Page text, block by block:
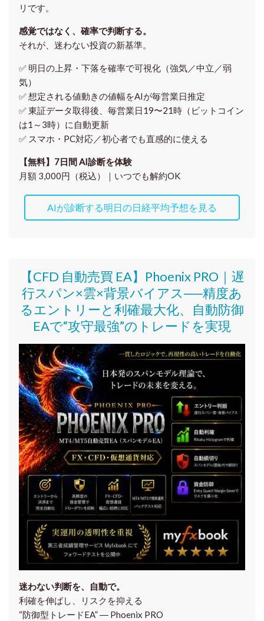
リです。
感覚ではなく、確率で判断する。
それが、迷わない投資の新基準。
✅ 明日の上昇・下落を確率で可視化（強気／中立／弱
気）
✅ 想定される値動きの値幅をAIが毎営業日推定
✅ 東証データ取得後、 毎営業日19〜21時（ビットコイン
は1～3時）に自動更新
✅ スマホ・PC対応／初心者でも直感的に使える
【無料】7日間 AI診断を体験
月額 3,000円（税込）｜いつでも解約OK
AIが診断する明日の日経平均予想を見る
【CFD 自動売買 EA】Phoenix PRO｜遅
行スパン×雲×背景バイアス──精度あ
るエントリーと利確最大化、自動防御
EAで“攻守最強”のトレードを実現
迷わない判断を、自動で。
利確を伸ばし、リスクを抑える
“防御型トレードEA” ― Phoenix PRO